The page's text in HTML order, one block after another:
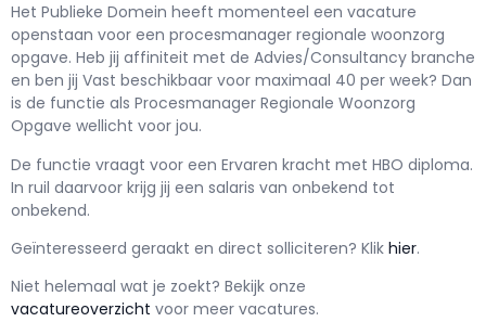
Het Publieke Domein heeft momenteel een vacature
openstaan voor een procesmanager regionale woonzorg
opgave. Heb jij affiniteit met de Advies/Consultancy branche
en ben jij Vast beschikbaar voor maximaal 40 per week? Dan
is de functie als Procesmanager Regionale Woonzorg
Opgave wellicht voor jou.
De functie vraagt voor een Ervaren kracht met HBO diploma.
In ruil daarvoor krijg jij een salaris van onbekend tot
onbekend.
Geïnteresseerd geraakt en direct solliciteren? Klik hier.
Niet helemaal wat je zoekt? Bekijk onze
vacatureoverzicht voor meer vacatures.